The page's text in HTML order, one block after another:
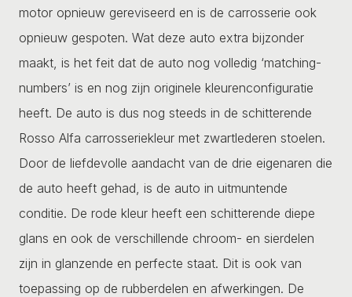
motor opnieuw gereviseerd en is de carrosserie ook
opnieuw gespoten. Wat deze auto extra bijzonder
maakt, is het feit dat de auto nog volledig ‘matching-
numbers’ is en nog zijn originele kleurenconfiguratie
heeft. De auto is dus nog steeds in de schitterende
Rosso Alfa carrosseriekleur met zwartlederen stoelen.
Door de liefdevolle aandacht van de drie eigenaren die
de auto heeft gehad, is de auto in uitmuntende
conditie. De rode kleur heeft een schitterende diepe
glans en ook de verschillende chroom- en sierdelen
zijn in glanzende en perfecte staat. Dit is ook van
toepassing op de rubberdelen en afwerkingen. De